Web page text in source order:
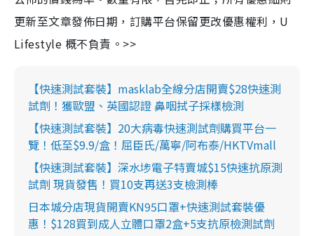
更新至文章發佈日期，訂購平台保留更改優惠權利，U
Lifestyle 概不負責。>>
【快速測試套裝】masklab全線分店開賣$28快速測
試劑！獲歐盟、英國認證 鼻咽拭子採樣檢測
【快速測試套裝】20大病毒快速測試劑購買平台一
覽！低至$9.9/盒！屈臣氏/萬寧/阿布泰/HKTVmall
【快速測試套裝】深水埗電子特賣城$15快速抗原測
試劑 現貨發售！買10支再送3支檢測棒
日本城分店現貨開賣KN95口罩+快速測試套裝優
惠！$128買到成人立體口罩2盒+5支抗原檢測試劑